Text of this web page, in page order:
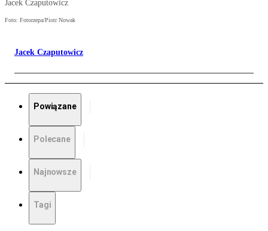
Jacek Czaputowicz
Foto: Fotorzepa/Piotr Nowak
Jacek Czaputowicz
Powiązane
Polecane
Najnowsze
Tagi